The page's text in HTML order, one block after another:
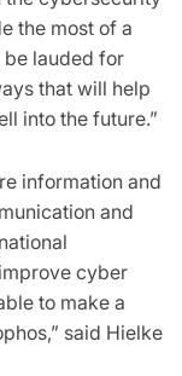
the most of a
be lauded for
that will help
into the future.”
information and
and
cyber
to make a
said Hielke